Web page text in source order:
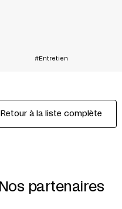
Entretien
Retour à la liste complète
Nos partenaires